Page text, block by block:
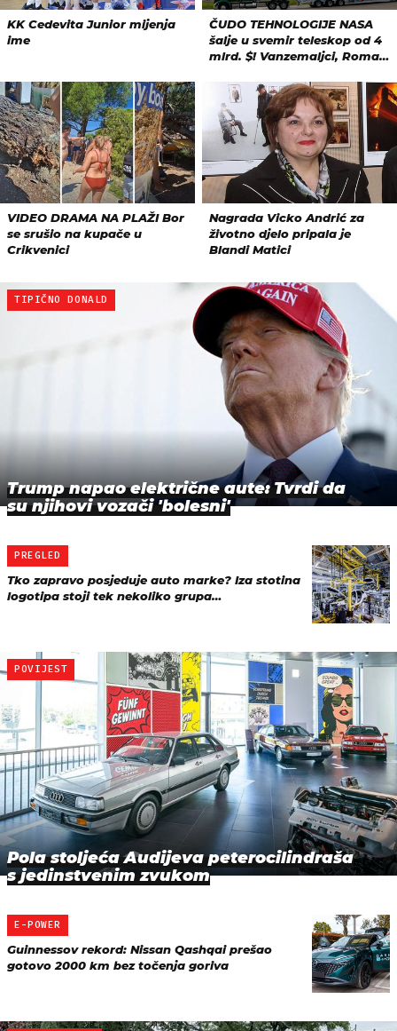
TIPIČNO DONALD
Trump napao električne aute: Tvrdi da
su njihovi vozači 'bolesni'
PREGLED
Tko zapravo posjeduje auto marke? Iza stotina
logotipa stoji tek nekoliko grupa…
POVIJEST
Pola stoljeća Audijeva peterocilindraša
s jedinstvenim zvukom
E-POWER
Guinnessov rekord: Nissan Qashqai prešao
gotovo 2000 km bez točenja goriva